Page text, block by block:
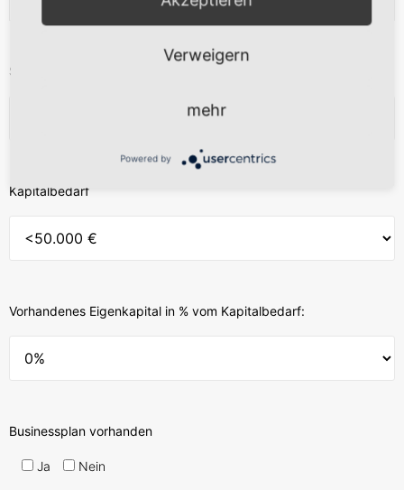
Status
Kapitalbedarf
Vorhandenes Eigenkapital in % vom Kapitalbedarf:
Businessplan vorhanden
Ja Nein
Verweigern
mehr
Powered by